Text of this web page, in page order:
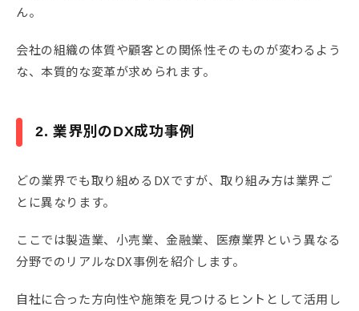
ん。
会社の組織の体質や顧客との関係性そのものが変わるよう
な、本質的な変革が求められます。
2. 業界別のDX成功事例
どの業界でも取り組めるDXですが、取り組み方は業界ご
とに異なります。
ここでは製造業、小売業、金融業、医療業界という異なる
分野でのリアルなDX事例を紹介します。
自社に合った方向性や施策を見つけるヒントとして活用し